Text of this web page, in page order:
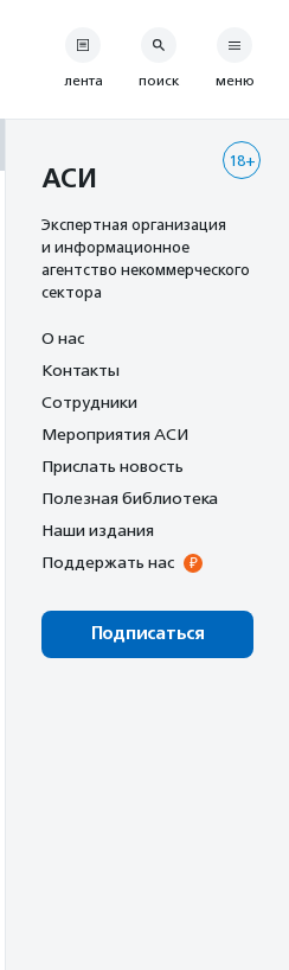
лента поиск меню
18+
АСИ
Экспертная организация
и информационное
агентство некоммерческого
сектора
О нас
Контакты
Сотрудники
Мероприятия АСИ
Прислать новость
Полезная библиотека
Наши издания
Поддержать нас
Подписаться